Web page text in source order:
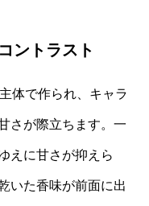
ントラスト
体で作られ、キャラ
さが際立ちます。一
えに甘さが抑えら
いた香味が前面に出